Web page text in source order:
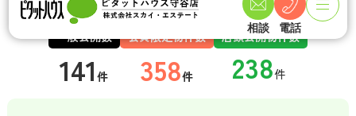
相談 電話
一般公開数
141件
会員限定物件数
358件
店頭公開物件数